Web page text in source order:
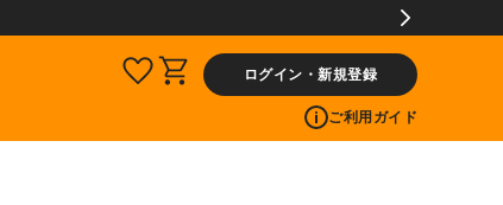
ログイン・新規登録
ご利用ガイド